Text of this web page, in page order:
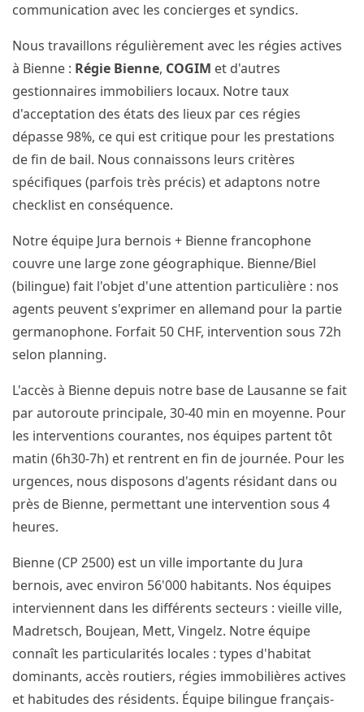
communication avec les concierges et syndics.
Nous travaillons régulièrement avec les régies actives
à Bienne : Régie Bienne, COGIM et d'autres
gestionnaires immobiliers locaux. Notre taux
d'acceptation des états des lieux par ces régies
dépasse 98%, ce qui est critique pour les prestations
de fin de bail. Nous connaissons leurs critères
spécifiques (parfois très précis) et adaptons notre
checklist en conséquence.
Notre équipe Jura bernois + Bienne francophone
couvre une large zone géographique. Bienne/Biel
(bilingue) fait l'objet d'une attention particulière : nos
agents peuvent s'exprimer en allemand pour la partie
germanophone. Forfait 50 CHF, intervention sous 72h
selon planning.
L'accès à Bienne depuis notre base de Lausanne se fait
par autoroute principale, 30-40 min en moyenne. Pour
les interventions courantes, nos équipes partent tôt
matin (6h30-7h) et rentrent en fin de journée. Pour les
urgences, nous disposons d'agents résidant dans ou
près de Bienne, permettant une intervention sous 4
heures.
Bienne (CP 2500) est un ville importante du Jura
bernois, avec environ 56'000 habitants. Nos équipes
interviennent dans les différents secteurs : vieille ville,
Madretsch, Boujean, Mett, Vingelz. Notre équipe
connaît les particularités locales : types d'habitat
dominants, accès routiers, régies immobilières actives
et habitudes des résidents. Équipe bilingue français-